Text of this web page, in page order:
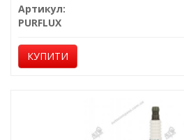
Артикул:
PURFLUX
КУПИТИ